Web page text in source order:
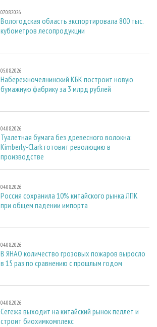
07.08.2026
Вологодская область экспортировала 800 тыс.
кубометров лесопродукции
05.08.2026
Набережночелнинский КБК построит новую
бумажную фабрику за 3 млрд рублей
04.08.2026
Туалетная бумага без древесного волокна:
Kimberly-Clark готовит революцию в
производстве
04.08.2026
Россия сохранила 10% китайского рынка ЛПК
при общем падении импорта
04.08.2026
В ЯНАО количество грозовых пожаров выросло
в 15 раз по сравнению с прошлым годом
04.08.2026
Сегежа выходит на китайский рынок пеллет и
строит биохимкомплекс